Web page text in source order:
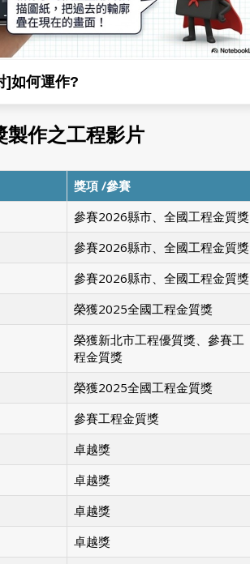
喚醒如何運作?
作之工程影片
獎項 /參賽
參賽2026縣市、全國工程金質獎
參賽2026縣市、全國工程金質獎
參賽2026縣市、全國工程金質獎
榮獲2025全國工程金質獎
榮獲新北市工程優質獎、參賽工
程金質獎
榮獲2025全國工程金質獎
參賽工程金質獎
卓越獎
卓越獎
卓越獎
卓越獎